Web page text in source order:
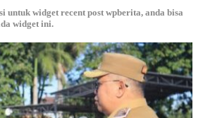
untuk widget recent post wpberita, anda bisa
widget ini.